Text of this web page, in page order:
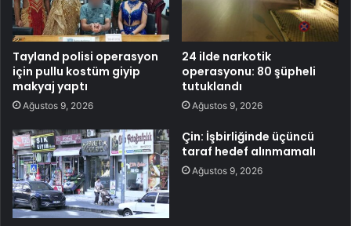
Tayland polisi operasyon
için pullu kostüm giyip
makyaj yaptı
Ağustos 9, 2026
24 ilde narkotik
operasyonu: 80 şüpheli
tutuklandı
Ağustos 9, 2026
Çin: İşbirliğinde üçüncü
taraf hedef alınmamalı
Ağustos 9, 2026